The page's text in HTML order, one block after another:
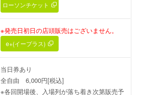
ローソンチケット
※発売日初日の店頭販売はございません。
e+(イープラス)
当日券あり
全自由 6,000円[税込]
※各回開場後、入場列が落ち着き次第販売予